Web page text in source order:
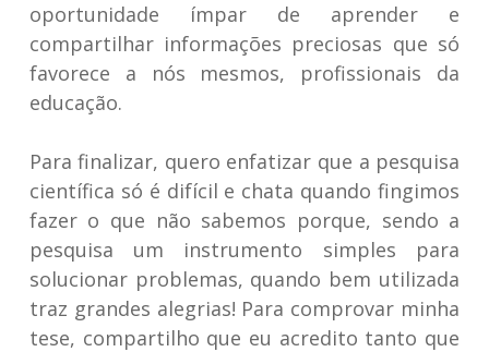
oportunidade ímpar de aprender e
compartilhar informações preciosas que só
favorece a nós mesmos, profissionais da
educação.
Para finalizar, quero enfatizar que a pesquisa
científica só é difícil e chata quando fingimos
fazer o que não sabemos porque, sendo a
pesquisa um instrumento simples para
solucionar problemas, quando bem utilizada
traz grandes alegrias! Para comprovar minha
tese, compartilho que eu acredito tanto que